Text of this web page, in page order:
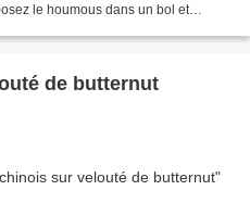
le houmous dans un bol et
de butternut